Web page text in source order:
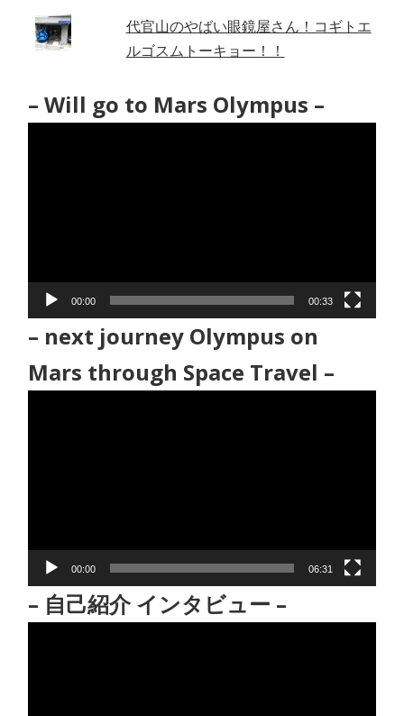
代官山のやばい眼鏡屋さん！コギトエ
ルゴスムトーキョー！！
– Will go to Mars Olympus –
ー
00:00 00:33
– next journey Olympus on
Mars through Space Travel –
ー
00:00 06:31
– 自己紹介 インタビュー –